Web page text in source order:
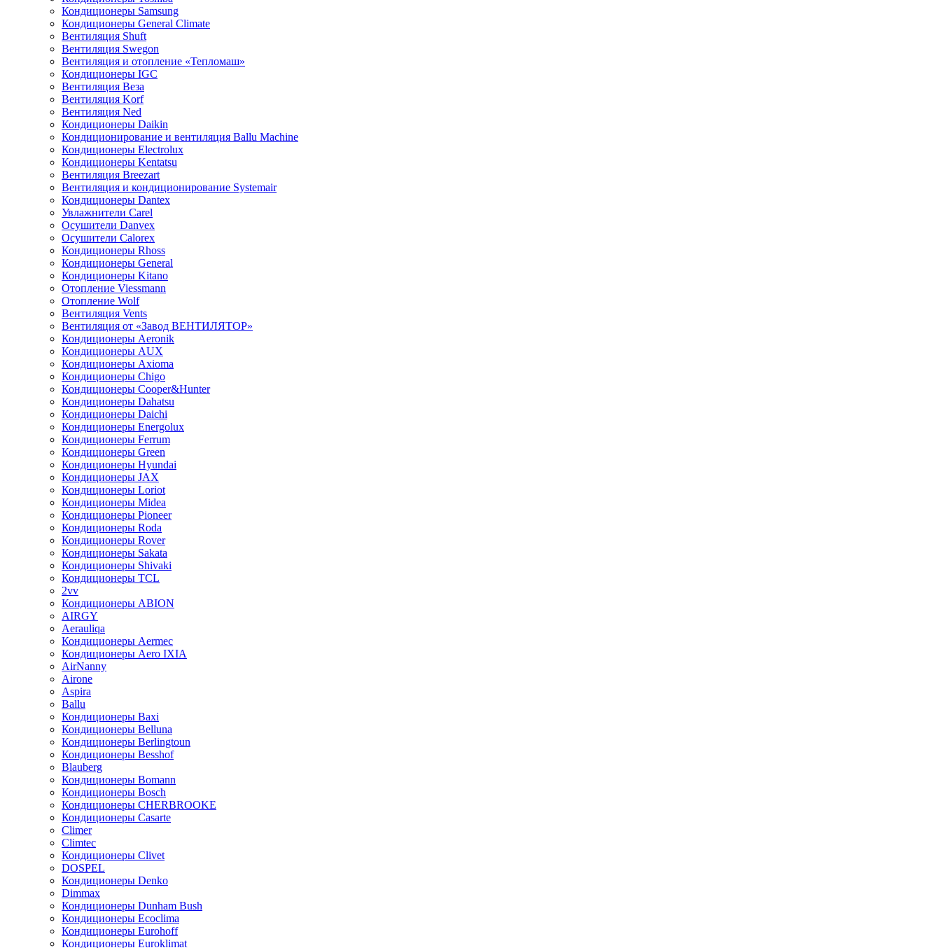
Кондиционеры Samsung
Кондиционеры General Climate
Вентиляция Shuft
Вентиляция Swegon
Вентиляция и отопление «Тепломаш»
Кондиционеры IGC
Вентиляция Веза
Вентиляция Korf
Вентиляция Ned
Кондиционеры Daikin
Кондиционирование и вентиляция Ballu Machine
Кондиционеры Electrolux
Кондиционеры Kentatsu
Вентиляция Breezart
Вентиляция и кондиционирование Systemair
Кондиционеры Dantex
Увлажнители Carel
Осушители Danvex
Осушители Calorex
Кондиционеры Rhoss
Кондиционеры General
Кондиционеры Kitano
Отопление Viessmann
Отопление Wolf
Вентиляция Vents
Вентиляция от «Завод ВЕНТИЛЯТОР»
Кондиционеры Aeronik
Кондиционеры AUX
Кондиционеры Axioma
Кондиционеры Chigo
Кондиционеры Cooper&Hunter
Кондиционеры Dahatsu
Кондиционеры Daichi
Кондиционеры Energolux
Кондиционеры Ferrum
Кондиционеры Green
Кондиционеры Hyundai
Кондиционеры JAX
Кондиционеры Loriot
Кондиционеры Midea
Кондиционеры Pioneer
Кондиционеры Roda
Кондиционеры Rover
Кондиционеры Sakata
Кондиционеры Shivaki
Кондиционеры TCL
2vv
Кондиционеры ABION
AIRGY
Aerauliqa
Кондиционеры Aermec
Кондиционеры Aero IXIA
AirNanny
Airone
Aspira
Ballu
Кондиционеры Baxi
Кондиционеры Belluna
Кондиционеры Berlingtoun
Кондиционеры Besshof
Blauberg
Кондиционеры Bomann
Кондиционеры Bosch
Кондиционеры CHERBROOKE
Кондиционеры Casarte
Climer
Climtec
Кондиционеры Clivet
DOSPEL
Кондиционеры Denko
Dimmax
Кондиционеры Dunham Bush
Кондиционеры Ecoclima
Кондиционеры Eurohoff
Кондиционеры Euroklimat